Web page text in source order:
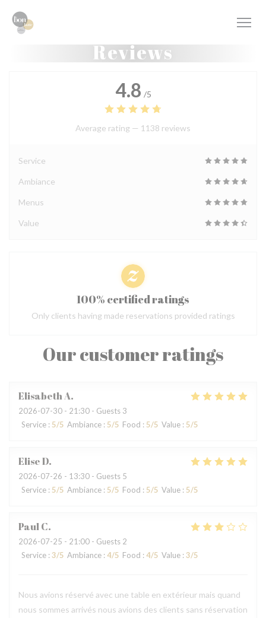
Reviews
Our customer ratings
ElisabethA
2026-07-30 - 21:30 - Guests 3
Service : 5/5 Ambiance : 5/5 Food : 5/5 Value : 5/5
EliseD
2026-07-26 - 13:30 - Guests 5
Service : 5/5 Ambiance : 5/5 Food : 5/5 Value : 5/5
PaulC
2026-07-25 - 21:00 - Guests 2
Service : 3/5 Ambiance : 4/5 Food : 4/5 Value : 3/5
Nous avions réservé avec une table en extérieur mais quand
nous sommes arrivés nous avions des clients sans réservation
4.8 /5
Average rating — 1138 reviews
Service
Ambiance
Menus
Value
100% certified ratings
Only clients having made reservations provided ratings